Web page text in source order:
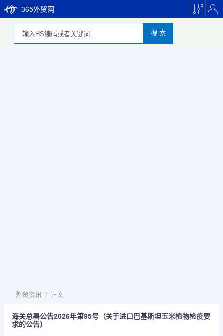
365外贸网
搜 索
外贸资讯 / 正文
海关总署公告2026年第95号（关于进口巴基斯坦玉米植物检疫要
求的公告）